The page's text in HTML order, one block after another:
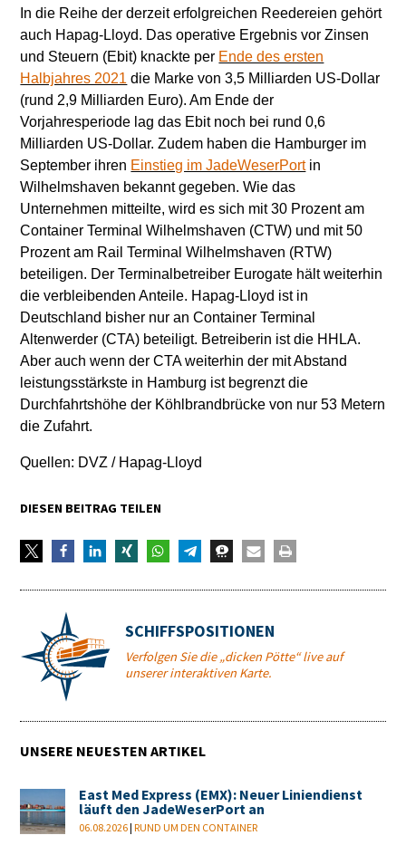
In die Reihe der derzeit erfolgreichen Reedereien gehört
auch Hapag-Lloyd. Das operative Ergebnis vor Zinsen
und Steuern (Ebit) knackte per Ende des ersten
Halbjahres 2021 die Marke von 3,5 Milliarden US-Dollar
(rund 2,9 Milliarden Euro). Am Ende der
Vorjahresperiode lag das Ebit noch bei rund 0,6
Milliarden US-Dollar. Zudem haben die Hamburger im
September ihren Einstieg im JadeWeserPortin
Wilhelmshaven bekannt gegeben. Wie das
Unternehmen mitteilte, wird es sich mit 30 Prozent am
Container Terminal Wilhelmshaven (CTW) und mit 50
Prozent am Rail Terminal Wilhelmshaven (RTW)
beteiligen. Der Terminalbetreiber Eurogate hält weiterhin
die verbleibenden Anteile. Hapag-Lloyd ist in
Deutschland bisher nur an Container Terminal
Altenwerder (CTA) beteiligt. Betreiberin ist die HHLA.
Aber auch wenn der CTA weiterhin der mit Abstand
leistungsstärkste in Hamburg ist begrenzt die
Durchfahrtshöhe der Köhlbrandbrücke von nur 53 Metern
die Zufahrt.
Quellen: DVZ / Hapag-Lloyd
DIESEN BEITRAG TEILEN
SCHIFFSPOSITIONEN
Verfolgen Sie die „dicken Pötte“ live auf
unserer interaktiven Karte.
UNSERE NEUESTEN ARTIKEL
East Med Express (EMX): Neuer Liniendienst
läuft den JadeWeserPort an
06.08.2026 |RUND UM DEN CONTAINER